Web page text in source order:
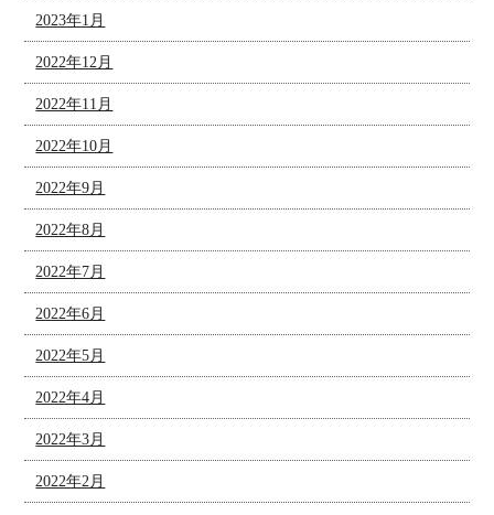
2023年1月
2022年12月
2022年11月
2022年10月
2022年9月
2022年8月
2022年7月
2022年6月
2022年5月
2022年4月
2022年3月
2022年2月